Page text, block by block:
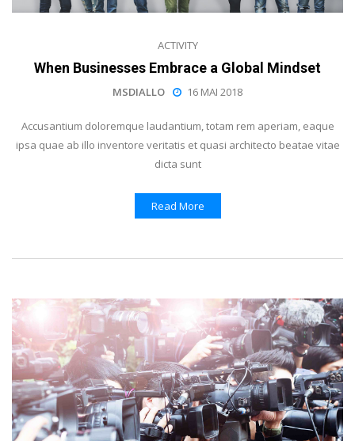
ACTIVITY
When Businesses Embrace a Global Mindset
MSDIALLO 16 MAI 2018
Accusantium doloremque laudantium, totam rem aperiam, eaque
ipsa quae ab illo inventore veritatis et quasi architecto beatae vitae
dicta sunt
Read More